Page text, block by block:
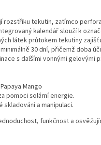
rozstřiku tekutin, zatímco
kalendář slouží k
látek průtokem tekutiny
30 dní, přičemž doba
s dalšími vonnými gelovými
Mango
pomoci solární energie.
a manipulaci.
funkčnost a